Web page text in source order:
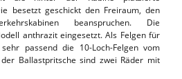
besetzt geschickt den Freiraum, den
beanspruchen. Die
anthrazit eingesetzt. Als Felgen für
passend die 10-Loch-Felgen vom
Ballastpritsche sind zwei Räder mit